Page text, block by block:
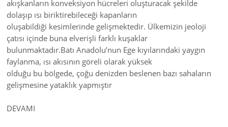
akışkanların konveksiyon hücreleri oluşturacak şekilde
dolaşıp ısı biriktirebileceği kapanların
oluşabildiği kesimlerinde gelişmektedir. Ülkemizin jeoloji
çatısı içinde buna elverişli farklı kuşaklar
bulunmaktadır.Batı Anadolu’nun Ege kıyılarındaki yaygın
faylanma, ısı akısının göreli olarak yüksek
olduğu bu bölgede, çoğu denizden beslenen bazı sahaların
gelişmesine yataklık yapmıştır
DEVAMI